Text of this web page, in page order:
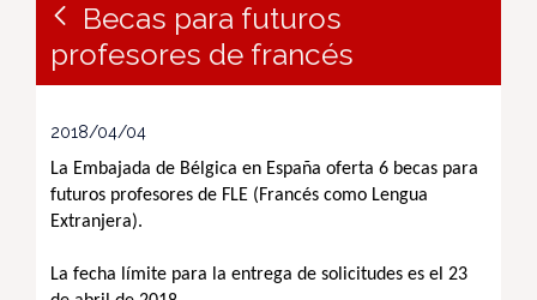
Becas para futuros
profesores de francés
2018/04/04
La Embajada de Bélgica en España oferta 6 becas para
futuros profesores de FLE (Francés como Lengua
Extranjera).
La fecha límite para la entrega de solicitudes es el 23